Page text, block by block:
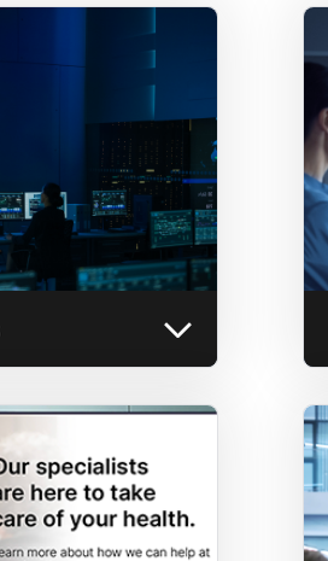
tiempo real, como
sistemas de
de accesos y
a uno o varios
murales de vídeo.
información
operativa
de contenidos
enviar contenidos